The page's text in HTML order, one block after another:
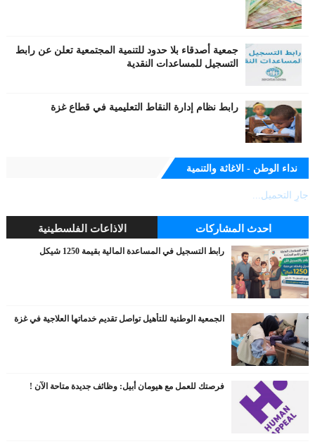
جمعية أصدقاء بلا حدود للتنمية المجتمعية تعلن عن رابط
التسجيل للمساعدات النقدية
رابط نظام إدارة النقاط التعليمية في قطاع غزة
نداء الوطن - الاغاثة والتنمية
جارٍ التحميل...
احدث المشاركات الاذاعات الفلسطينية
رابط التسجيل في المساعدة المالية بقيمة 1250 شيكل
الجمعية الوطنية للتأهيل تواصل تقديم خدماتها العلاجية في غزة
فرصتك للعمل مع هيومان أبيل: وظائف جديدة متاحة الآن !